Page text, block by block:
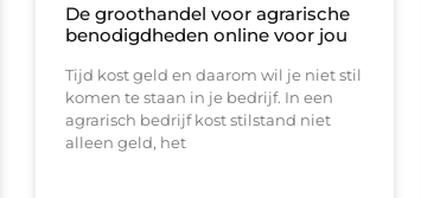
De groothandel voor agrarische
benodigdheden online voor jou
Tijd kost geld en daarom wil je niet stil
komen te staan in je bedrijf. In een
agrarisch bedrijf kost stilstand niet
alleen geld, het